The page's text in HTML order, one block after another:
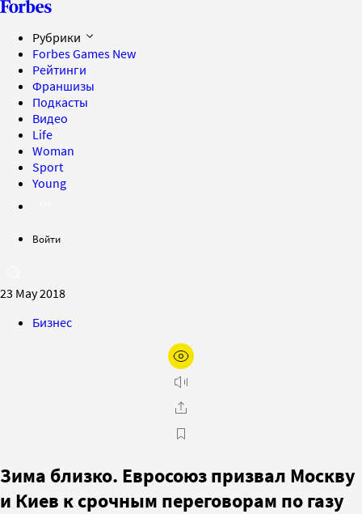
Рубрики
Forbes Games New
Рейтинги
Франшизы
Подкасты
Видео
Life
Woman
Sport
Young
Войти
23 May 2018
Бизнес
Зима близко. Евросоюз призвал Москву
и Киев к срочным переговорам по газу